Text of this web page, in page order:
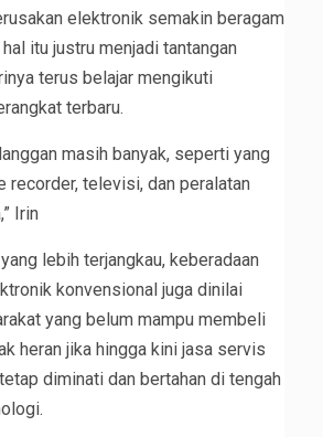
elektronik semakin beragam
itu justru menjadi tantangan
terus belajar mengikuti
terbaru.
masih banyak, seperti yang
recorder, televisi, dan peralatan
Irin
lebih terjangkau, keberadaan
konvensional juga dinilai
yang belum mampu membeli
heran jika hingga kini jasa servis
diminati dan bertahan di tengah